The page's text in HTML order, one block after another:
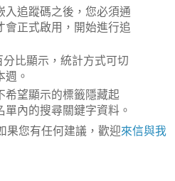
入追蹤碼之後，您必須通
會正式啟用，開始進行追
分比顯示，統計方式可切
週。
希望顯示的標籤隱藏起
內的搜尋關鍵字資料。
果您有任何建議，歡迎來信與我